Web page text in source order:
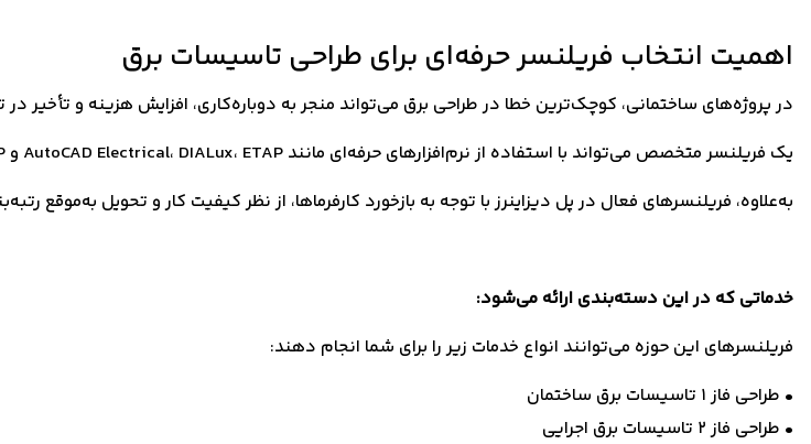
اهمیت انتخاب فریلنسر حرفه‌ای برای طراحی تاسیسات برق
در پروژه‌های ساختمانی، کوچک‌ترین خطا در طراحی برق می‌تواند منجر به دوباره‌کاری، افزایش هزینه و تأخیر
یک فریلنسر متخصص می‌تواند با استفاده از نرم‌افزارهای حرفه‌ای مانند AutoCAD Electrical، DIALux، ETAP و Revit MEP، نقشه‌های دقیق و منطبق با مقررات ملی ساختمان (مبحث ۱۳) تهیه کند.
به‌علاوه، فریلنسرهای فعال در پل دیزاینرز با توجه به بازخورد کارفرماها، از نظر کیفیت کار و تحویل به‌موقع
خدماتی که در این دسته‌بندی ارائه می‌شود:
فریلنسرهای این حوزه می‌توانند انواع خدمات زیر را برای شما انجام دهند:
• طراحی فاز ۱ تاسیسات برق ساختمان
• طراحی فاز ۲ تاسیسات برق اجرایی